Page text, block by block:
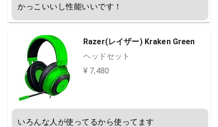
かっこいいし性能いいです！
Razer(レイザー) Kraken Green
ヘッドセット
¥ 7,480
いろんな人が使ってるから使ってます